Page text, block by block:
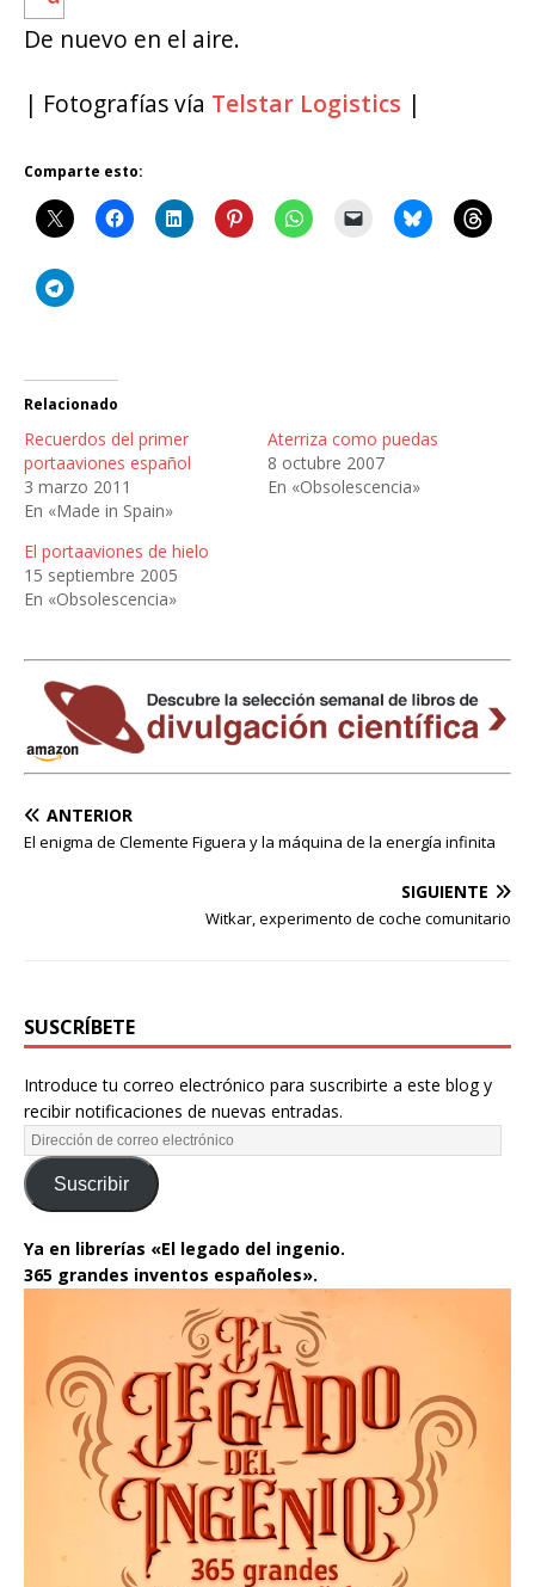
De nuevo en el aire.
| Fotografías vía Telstar Logistics |
Comparte esto:
Relacionado
Recuerdos del primer
portaaviones español
3 marzo 2011
En «Made in Spain»
Aterriza como puedas
8 octubre 2007
En «Obsolescencia»
El portaaviones de hielo
15 septiembre 2005
En «Obsolescencia»
ANTERIOR
El enigma de Clemente Figuera y la máquina de la energía infinita
SIGUIENTE
Witkar, experimento de coche comunitario
SUSCRÍBETE
Introduce tu correo electrónico para suscribirte a este blog y
recibir notificaciones de nuevas entradas.
Suscribir
Ya en librerías «El legado del ingenio.
365 grandes inventos españoles».